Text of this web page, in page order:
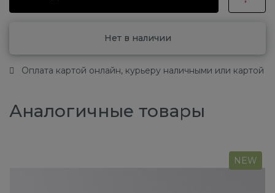
Нет в наличии
Оплата картой онлайн, курьеру наличными или картой
Аналогичные товары
NEW